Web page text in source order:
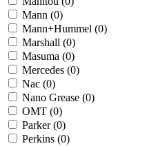
Mann (0)
Mann+Hummel (0)
Marshall (0)
Masuma (0)
Mercedes (0)
Nac (0)
Nano Grease (0)
OMT (0)
Parker (0)
Perkins (0)